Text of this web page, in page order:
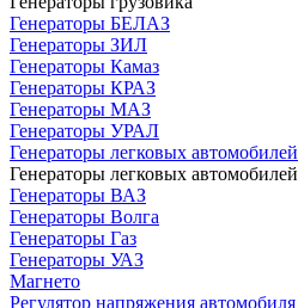
Генераторы БЕЛАЗ
Генераторы ЗИЛ
Генераторы Камаз
Генераторы КРАЗ
Генераторы МАЗ
Генераторы УРАЛ
Генераторы легковых автомобилей
Генераторы легковых автомобилей
Генераторы ВАЗ
Генераторы Волга
Генераторы Газ
Генераторы УАЗ
Магнето
Регулятор напряжения автомобиля